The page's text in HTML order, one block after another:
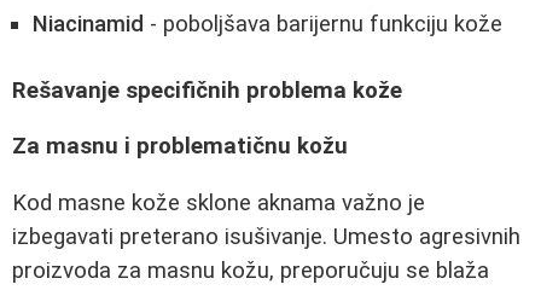
Niacinamid - poboljšava barijernu funkciju kože
Rešavanje specifičnih problema kože
Za masnu i problematičnu kožu
Kod masne kože sklone aknama važno je
izbegavati preterano isušivanje. Umesto agresivnih
proizvoda za masnu kožu, preporučuju se blaža